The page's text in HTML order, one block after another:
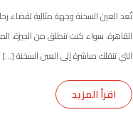
تُعد العين السخنة وجهة مثالية لقضاء
القاهرة، سواء كنت تنطلق من الجيزة،
التي تنقلك مباشرة إلى العين السخنة […]
اقرأ المزيد